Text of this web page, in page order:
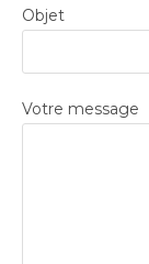
Objet
Votre message